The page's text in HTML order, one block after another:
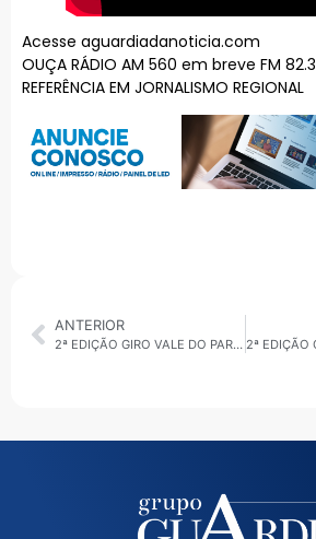
Acesse aguardiadanoticia.com
OUÇA RÁDIO AM 560 em breve FM 82.3
REFERÊNCIA EM JORNALISMO REGIONAL
ANTERIOR
2ª EDIÇÃO GIRO VALE DO PARAÍBA 11/02/2026: OBRAS E DESALOJADOS